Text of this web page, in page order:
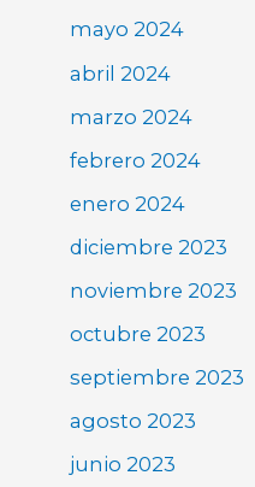
mayo 2024
abril 2024
marzo 2024
febrero 2024
enero 2024
diciembre 2023
noviembre 2023
octubre 2023
septiembre 2023
agosto 2023
junio 2023